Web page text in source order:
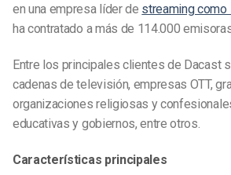
en una empresa líder de streaming como
ha contratado a más de 114.000
Entre los principales clientes de Dacast
cadenas de televisión, empresas OTT,
organizaciones religiosas y
educativas y gobiernos, entre otros.
Características principales